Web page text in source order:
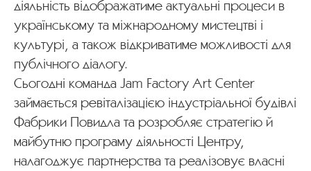
діяльність відображатиме актуальні процеси в
українському та міжнародному мистецтві і
культурі, а також відкриватиме можливості для
публічного діалогу.
Сьогодні команда Jam Factory Art Center
займається ревіталізацією індустріальної будівлі
Фабрики Повидла та розробляє стратегію й
майбутню програму діяльності Центру,
налагоджує партнерства та реалізовує власні